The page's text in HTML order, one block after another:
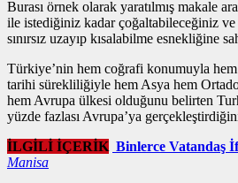
Burası örnek olarak yaratılmış makale
ile istediğiniz kadar çoğaltabileceğiniz ve
sınırsız uzayıp kısalabilme esnekliğine
Türkiye’nin hem coğrafi konumuyla
tarihi sürekliliğiyle hem Asya hem
hem Avrupa ülkesi olduğunu belirten
yüzde fazlası Avrupa’ya
İLGİLİ İÇERİK Binlerce Vatandaş
Manisa